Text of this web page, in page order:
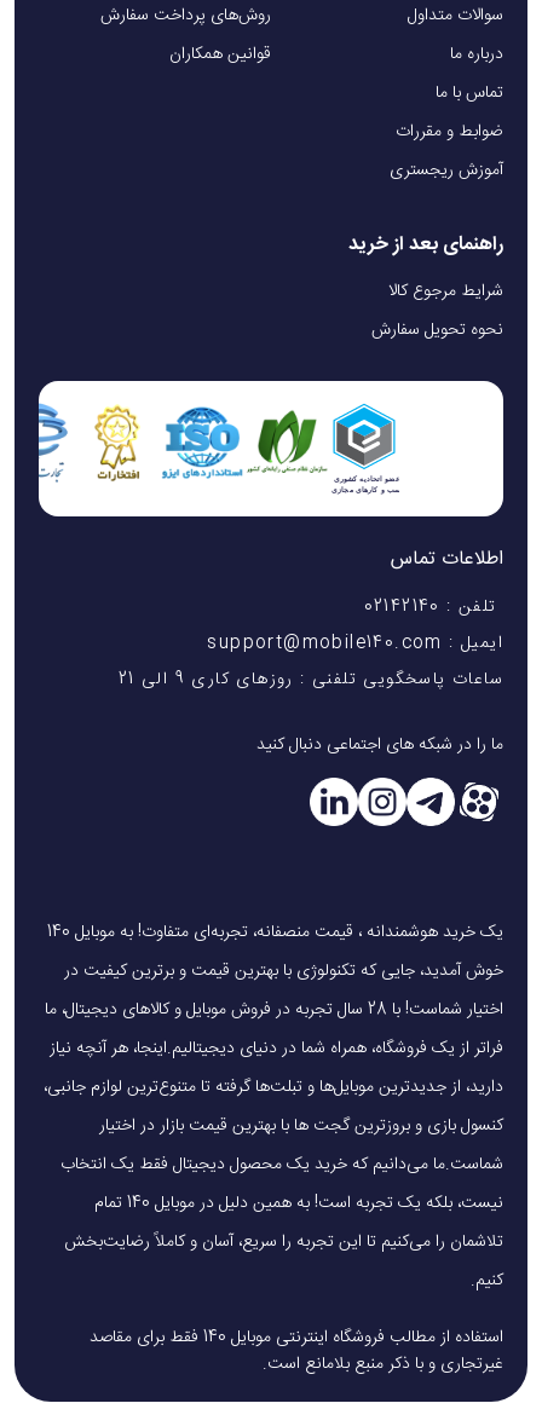
سوالات متداول
درباره ما
تماس با ما
ضوابط و مقررات
آموزش ریجستری
روش‌های پرداخت سفارش
قوانین همکاران
راهنمای بعد از خرید
شرایط مرجوع کالا
نحوه تحویل سفارش
اطلاعات تماس
تلفن : 02142140
ایمیل : support@mobile140.com
ساعات پاسخگویی تلفنی : روزهای کاری 9 الی 21
ما را در شبکه های اجتماعی دنبال کنید
یک خرید هوشمندانه ، قیمت منصفانه، تجربه‌ای متفاوت! به موبایل 140
خوش آمدید، جایی که تکنولوژی با بهترین قیمت و برترین کیفیت در
اختیار شماست! با 28 سال تجربه در فروش موبایل و کالاهای دیجیتال، ما
فراتر از یک فروشگاه، همراه شما در دنیای دیجیتالیم.اینجا، هر آنچه نیاز
دارید، از جدیدترین موبایل‌ها و تبلت‌ها گرفته تا متنوع‌ترین لوازم جانبی،
کنسول بازی و بروزترین گجت ها با بهترین قیمت بازار در اختیار
شماست.ما می‌دانیم که خرید یک محصول دیجیتال فقط یک انتخاب
نیست، بلکه یک تجربه است! به همین دلیل در موبایل 140 تمام
تلاشمان را می‌کنیم تا این تجربه را سریع، آسان و کاملاً رضایت‌بخش
کنیم.
استفاده از مطالب فروشگاه اینترنتی موبایل 140 فقط برای مقاصد
غیرتجاری و با ذکر منبع بلامانع است.